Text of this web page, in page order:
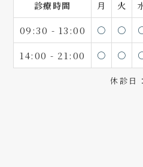
診療時間 月 火
09:30 - 13:00 〇 〇
14:00 - 21:00 〇 〇
休診